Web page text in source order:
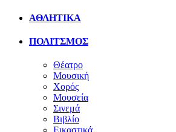
ΑΘΛΗΤΙΚΑ
ΠΟΛΙΤΣΜΟΣ
Θέατρο
Μουσική
Χορός
Μουσεία
Σινεμά
Βιβλίο